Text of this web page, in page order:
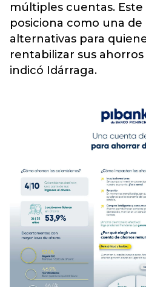
múltiples cuentas.
posiciona como una de
alternativas para
rentabilizar sus ahorros
indicó Idárraga.